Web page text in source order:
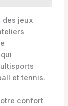
des jeux
et tennis.
confort